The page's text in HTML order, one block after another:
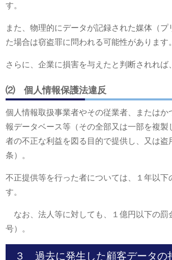
す。
また、物理的にデータが記録された媒体（
た場合は窃盗罪に問われる可能性があります。
さらに、企業に損害を与えたと判断されれば
⑵ 個人情報保護法違反
個人情報取扱事業者やその従業者、または
報データベース等（その全部又は一部を複
者の不正な利益を図る目的で提供し、又は
条）。
不正提供等を行った者については、１年以
す。
なお、法人等に対しても、１億円以下の罰
号）。
３ 過去に発生した顧客データの